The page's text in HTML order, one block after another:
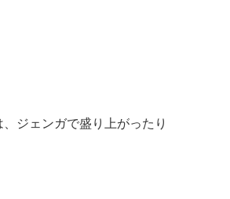
ジェンガで盛り上がったり